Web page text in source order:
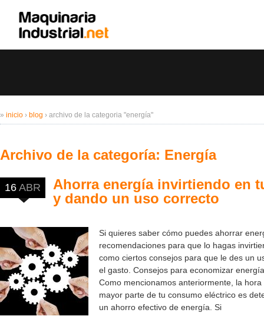
» inicio › blog › archivo de la categoria "energía"
Archivo de la categoría: Energía
Ahorra energía invirtiendo en
y dando un uso correcto
16 ABR
Si quieres saber cómo puedes ahorrar
recomendaciones para que lo hagas
como ciertos consejos para que le des un
el gasto. Consejos para economizar
Como mencionamos anteriormente, la
mayor parte de tu consumo eléctrico es
un ahorro efectivo de energía. Si